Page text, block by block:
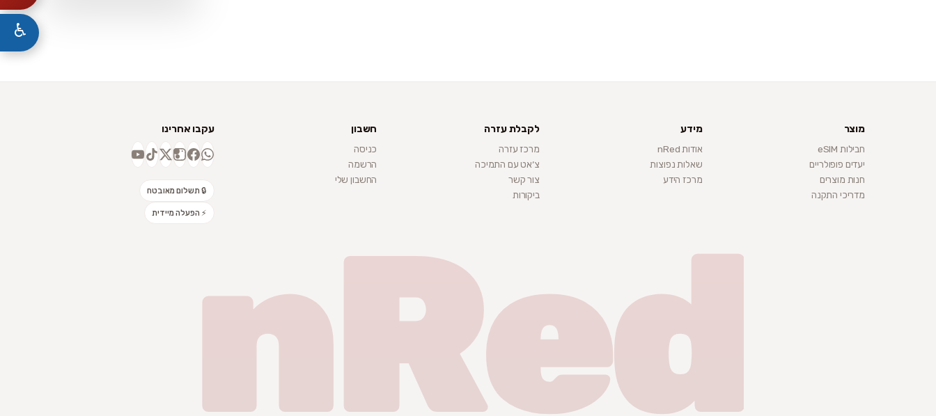
מוצר
חבילות eSIM
יעדים פופולריים
חנות מוצרים
מדריכי התקנה
מידע
אודות nRed
שאלות נפוצות
מרכז הידע
לקבלת עזרה
מרכז עזרה
צ׳אט עם התמיכה
צור קשר
ביקורות
חשבון
כניסה
הרשמה
החשבון שלי
עקבו אחרינו
🔒 תשלום מאובטח
⚡ הפעלה מיידיתnRed
♿